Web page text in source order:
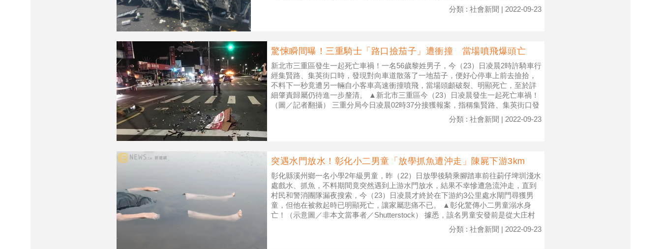
分類 : 社會新聞 | 2022-09-23
驚悚瞬間曝！三重騎士「路口撿茄子」遭衝撞 當場噴飛爆頭亡
新北市三重區發生一起死亡車禍！一名56歲黎姓男子，今（23）日凌晨2時許騎車行
經集賢路、集英街口時，發現對向車道散落了一地茄子，便好心停車上前去撿拾，
不料下一秒竟遭另一輛自小客車高速衝撞噴飛，當場頭顱破裂、明顯死亡，至於詳
細肇責歸屬仍待進一步釐清。 ▲新北市三重區今（23）日凌晨發生一起死亡車禍！
（圖／記者翻攝） 三重分局今日凌晨02時37分接獲報案，指稱集賢路、集英街口發
分類 : 社會新聞 | 2022-09-23
突遇水門放水！彰化小二男童「放學抓魚遭沖走」陳屍下游3km
彰化縣溪州鄉一名小學2年級男童，昨（22）日放學後騎乘腳踏車前往莿仔埤圳淺水
處戲水、抓魚，不料期間竟突然遇到上游水門放水，結果不幸慘遭急流沖走，直到
村民和警消團隊漏夜搜索，今（23）日凌晨才終於在下游約3公里處水閘門尋獲男
童，但他在被救起時已明顯死亡，讓家屬悲痛不已。 ▲彰化驚傳小二男童溺水身
亡！（示意圖／非本文當事者／Shutterstock） 據悉，該名男童安發前是從大庄村
分類 : 社會新聞 | 2022-09-23